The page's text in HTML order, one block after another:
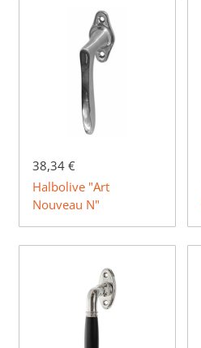
38,34 €
Halbolive "Art
Nouveau N"